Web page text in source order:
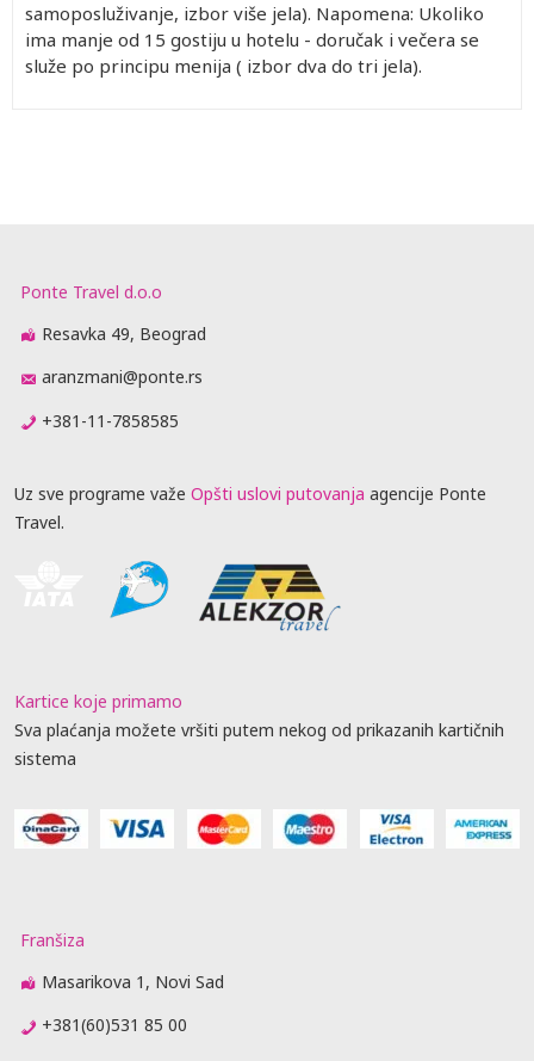
samoposluživanje, izbor više jela). Napomena: Ukoliko
ima manje od 15 gostiju u hotelu - doručak i večera se
služe po principu menija ( izbor dva do tri jela).
Ponte Travel d.o.o
Resavka 49, Beograd
aranzmani@ponte.rs
+381-11-7858585
Uz sve programe važe Opšti uslovi putovanja agencije Ponte
Travel.
Kartice koje primamo
Sva plaćanja možete vršiti putem nekog od prikazanih kartičnih
sistema
Franšiza
Masarikova 1, Novi Sad
+381(60)531 85 00